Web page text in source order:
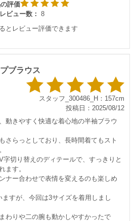
評価
レビュー数： 8
とレビュー評価できます
ブラウス
スタッフ_300486_H：157cm
投稿日：2025/08/12
動きやすく快適な着心地の半袖ブラウ
さらっとしており、長時間着てもスト
字切り替えのディテールで、すっきりと
ます。
ー合わせで表情を変えるのも楽しめ
すが、今回は3サイズを着用しまし
わりや二の腕も動かしやすかったで